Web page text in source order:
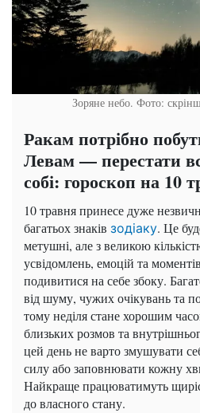
Зоряне небо. Фото:
Ракам потрібно
Левам — перестати
собі: гороскоп на 10
10 травня принесе дуже
багатьох знаків зодіаку. Це
метушні, але з великою
усвідомлень, емоцій та
подивитися на себе збоку.
від шуму, чужих очікувань та
тому неділя стане хорошим
близьких розмов та
цей день не варто змушувати
силу або заповнювати кожну
Найкраще працюватимуть
до власного стану.